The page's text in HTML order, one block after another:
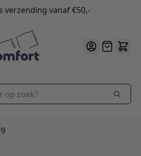
verzending vanaf €50,-
9.2/10
Offerte